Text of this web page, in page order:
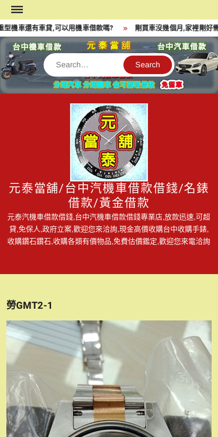
Skip
to
content
機車還有車貸,可以用機車借款嗎? 剛買車沒幾個月,家裡剛好
Search
元泰當舖/台中汽機車借款借錢/名錶
借款/黃金借款
元泰汽機車借款借錢,台中汽機車借款借錢專業店,放款迅速,可超
貸,免保人,政府立案,歡迎您來洽詢,現金高價收購台中收購手錶,
收購鑽石鑽石,收購各類有價物品,免費估價鑑定,歡迎您來電洽詢
勞GMT2-1